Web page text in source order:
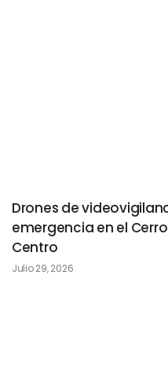
Drones de
emergencia en el
Centro
Julio 29, 2026